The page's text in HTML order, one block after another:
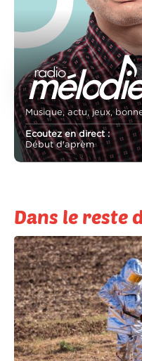
Musique, actu, jeux,
Ecoutez en direct :
Début d'aprèm
Dans le reste